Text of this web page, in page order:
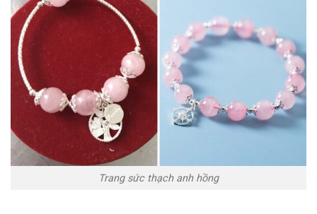
Trang sức thạch anh hồng